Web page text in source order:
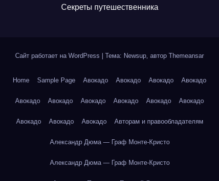
Секреты путешественника
Сайт работает на WordPress Тема: Newsup, автор Themeansar
Home Sample Page Авокадо Авокадо Авокадо Авокадо
Авокадо Авокадо Авокадо Авокадо Авокадо Авокадо
Авокадо Авокадо Авокадо Авторам и правообладателям
Александр Дюма — Граф Монте-Кристо
Александр Дюма — Граф Монте-Кристо